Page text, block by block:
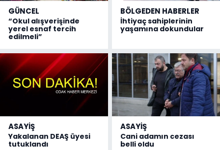
GÜNCEL
“Okul alışverişinde
yerel esnaf tercih
edilmeli”
BÖLGEDEN HABERLER
İhtiyaç sahiplerinin
yaşamına dokundular
ASAYİŞ
Yakalanan DEAŞ üyesi
tutuklandı
ASAYİŞ
Cani adamın cezası
belli oldu